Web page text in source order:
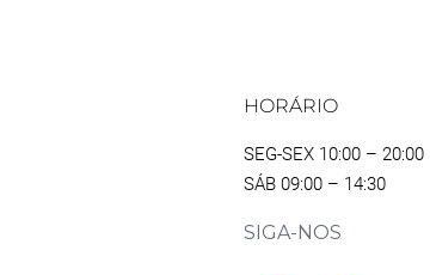
HORÁRIO
SEG-SEX 10:00 – 20:00
SÁB 09:00 – 14:30
SIGA-NOS